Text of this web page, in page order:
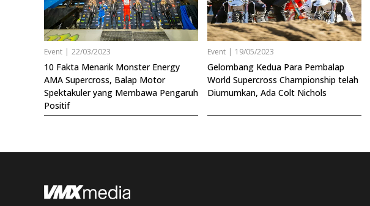
Event | 22/03/2023
10 Fakta Menarik Monster Energy
AMA Supercross, Balap Motor
Spektakuler yang Membawa Pengaruh
Positif
Event | 19/05/2023
Gelombang Kedua Para Pembalap
World Supercross Championship telah
Diumumkan, Ada Colt Nichols